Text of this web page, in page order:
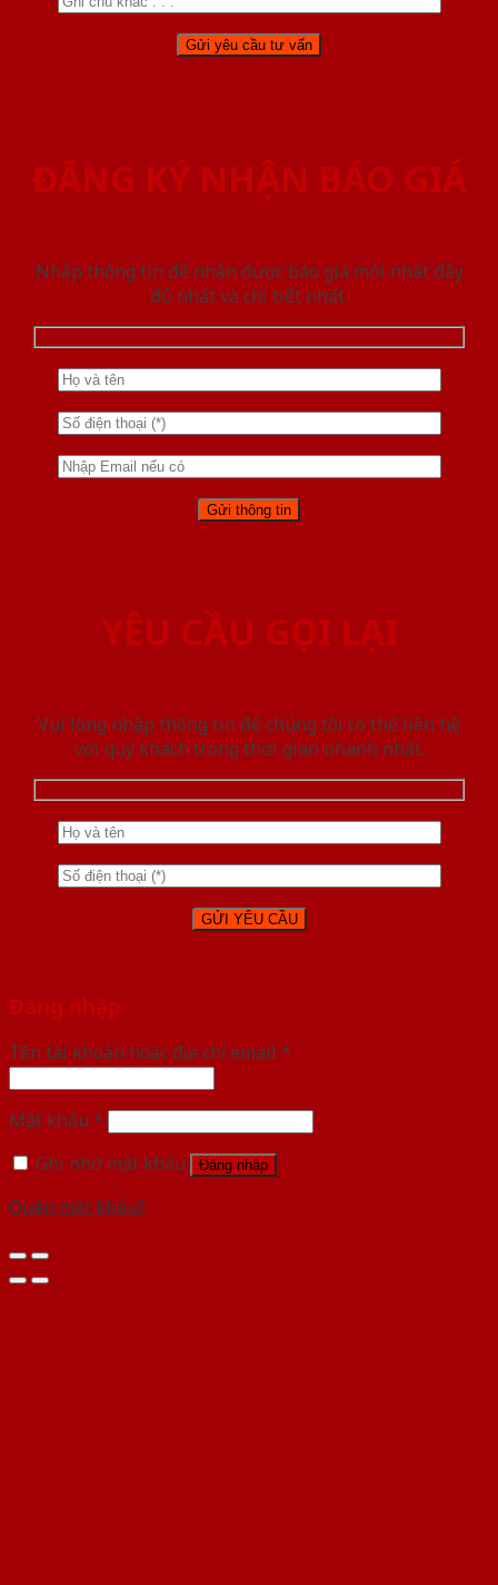
ĐĂNG KÝ NHẬN BÁO GIÁ
Nhập thông tin để nhận được báo giá mới nhât đầy
đủ nhất và chi tiết nhất.
YÊU CẦU GỌI LẠI
Vui lòng nhập thông tin để chúng tôi có thể liên hệ
với quý khách trong thời gian nhanh nhất.
Đăng nhập
Tên tài khoản hoặc địa chỉ email *
Mật khẩu *
Ghi nhớ mật khẩu
Đăng nhập
Quên mật khẩu?